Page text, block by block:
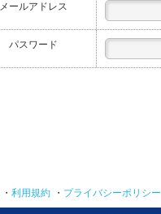
メールアドレス
パスワード
・ 利用規約 ・ プライバシーポリシー